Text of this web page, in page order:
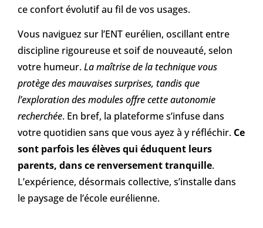
ce confort évolutif au fil de vos usages.
Vous naviguez sur l’ENT eurélien, oscillant entre
discipline rigoureuse et soif de nouveauté, selon
votre humeur.La maîtrise de la technique vous
protège des mauvaises surprises, tandis que
l’exploration des modules offre cette autonomie
recherchée. En bref, la plateforme s’infuse dans
votre quotidien sans que vous ayez à y réfléchir. Ce
sont parfois les élèves qui éduquent leurs
parents, dans ce renversement tranquille.
L’expérience, désormais collective, s’installe dans
le paysage de l’école eurélienne.